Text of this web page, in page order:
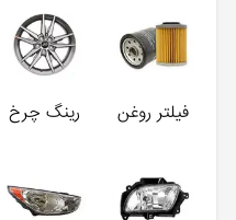
فیلتر روغن رینگ چرخ